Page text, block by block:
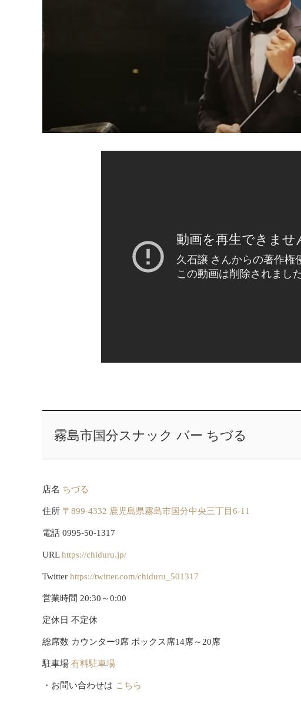
霧島市国分スナック バー ちづる
店名 ちづる
住所 〒899-4332 鹿児島県霧島市国分中央三丁目6-11
電話 0995-50-1317
URLhttps://chiduru.jp/
Twitter https://twitter.com/chiduru_501317
営業時間 20:30～0:00
定休日 不定休
総席数 カウンター9席 ボックス席14席～20席
駐車場 有料駐車場
・お問い合わせは こちら